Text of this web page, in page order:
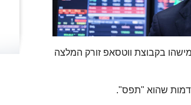
בקבוצת ווטסאפ זורק המלצה
שהוא "תפס".